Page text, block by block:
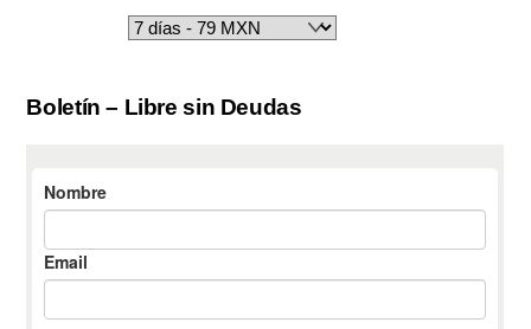
Boletín – Libre sin Deudas